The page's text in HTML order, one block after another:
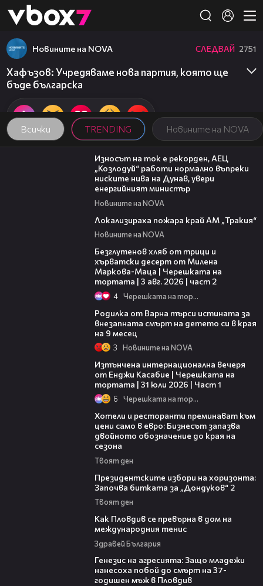
👾
Всички TRENDING Новините на NOVA
Новините на NOVA СЛЕДВАЙ 2751
Хафъзов: Учредяваме нова партия, която ще
бъде българска
00:59
Износът на ток е рекорден, АЕЦ
„Козлодуй“ работи нормално въпреки
ниските нива на Дунав, увери
енергийният министър
Новините на NOVA
Локализираха пожара край АМ „Тракия“
Новините на NOVA
Безглутенов хляб от трици и
хърватски десерт от Милена
Маркова-Маца | Черешката на
тортата | 3 авг. 2026 | част 2
4 Черешката на тортата
Родилка от Варна търси истината за
внезапната смърт на детето си в края
на 9 месец
3 Новините на NOVA
Изтънчена интернационална вечеря
от Енджи Касабие | Черешката на
тортата | 31 юли 2026 | Част 1
6 Черешката на тортата
Хотели и ресторанти преминават към
цени само в евро: Бизнесът запазва
двойното обозначение до края на
сезона
Твоят ден
Президентските избори на хоризонта:
Започва битката за „Дондуков“ 2
Твоят ден
Как Пловдив се превърна в дом на
международния тенис
Здравей България
Генезис на агресията: Защо младежи
нанесоха побой до смърт на 37-
годишен мъж в Пловдив